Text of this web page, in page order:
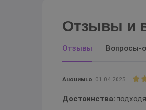
Отзывы и
Отзывы Вопросы-
Анонимно 01.04.2025
Достоинства: